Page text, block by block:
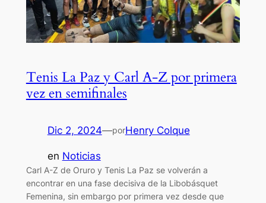
Tenis La Paz y Carl A-Z por primera
vez en semifinales
Dic 2, 2024—porHenry Colque
en Noticias
Carl A-Z de Oruro y Tenis La Paz se volverán a
encontrar en una fase decisiva de la Libobásquet
Femenina, sin embargo por primera vez desde que